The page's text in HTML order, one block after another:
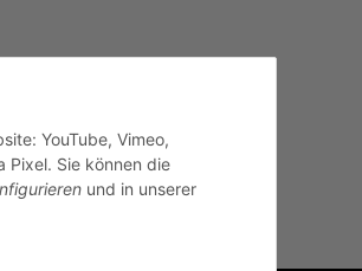
YouTube, Vimeo,
Pixel. Sie können die
und in unserer